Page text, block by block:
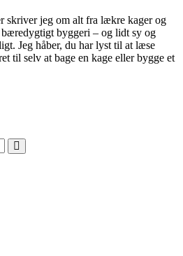
skriver jeg om alt fra lækre kager og
byggeri – og lidt sy og
Jeg håber, du har lyst til at læse
til selv at bage en kage eller bygge et